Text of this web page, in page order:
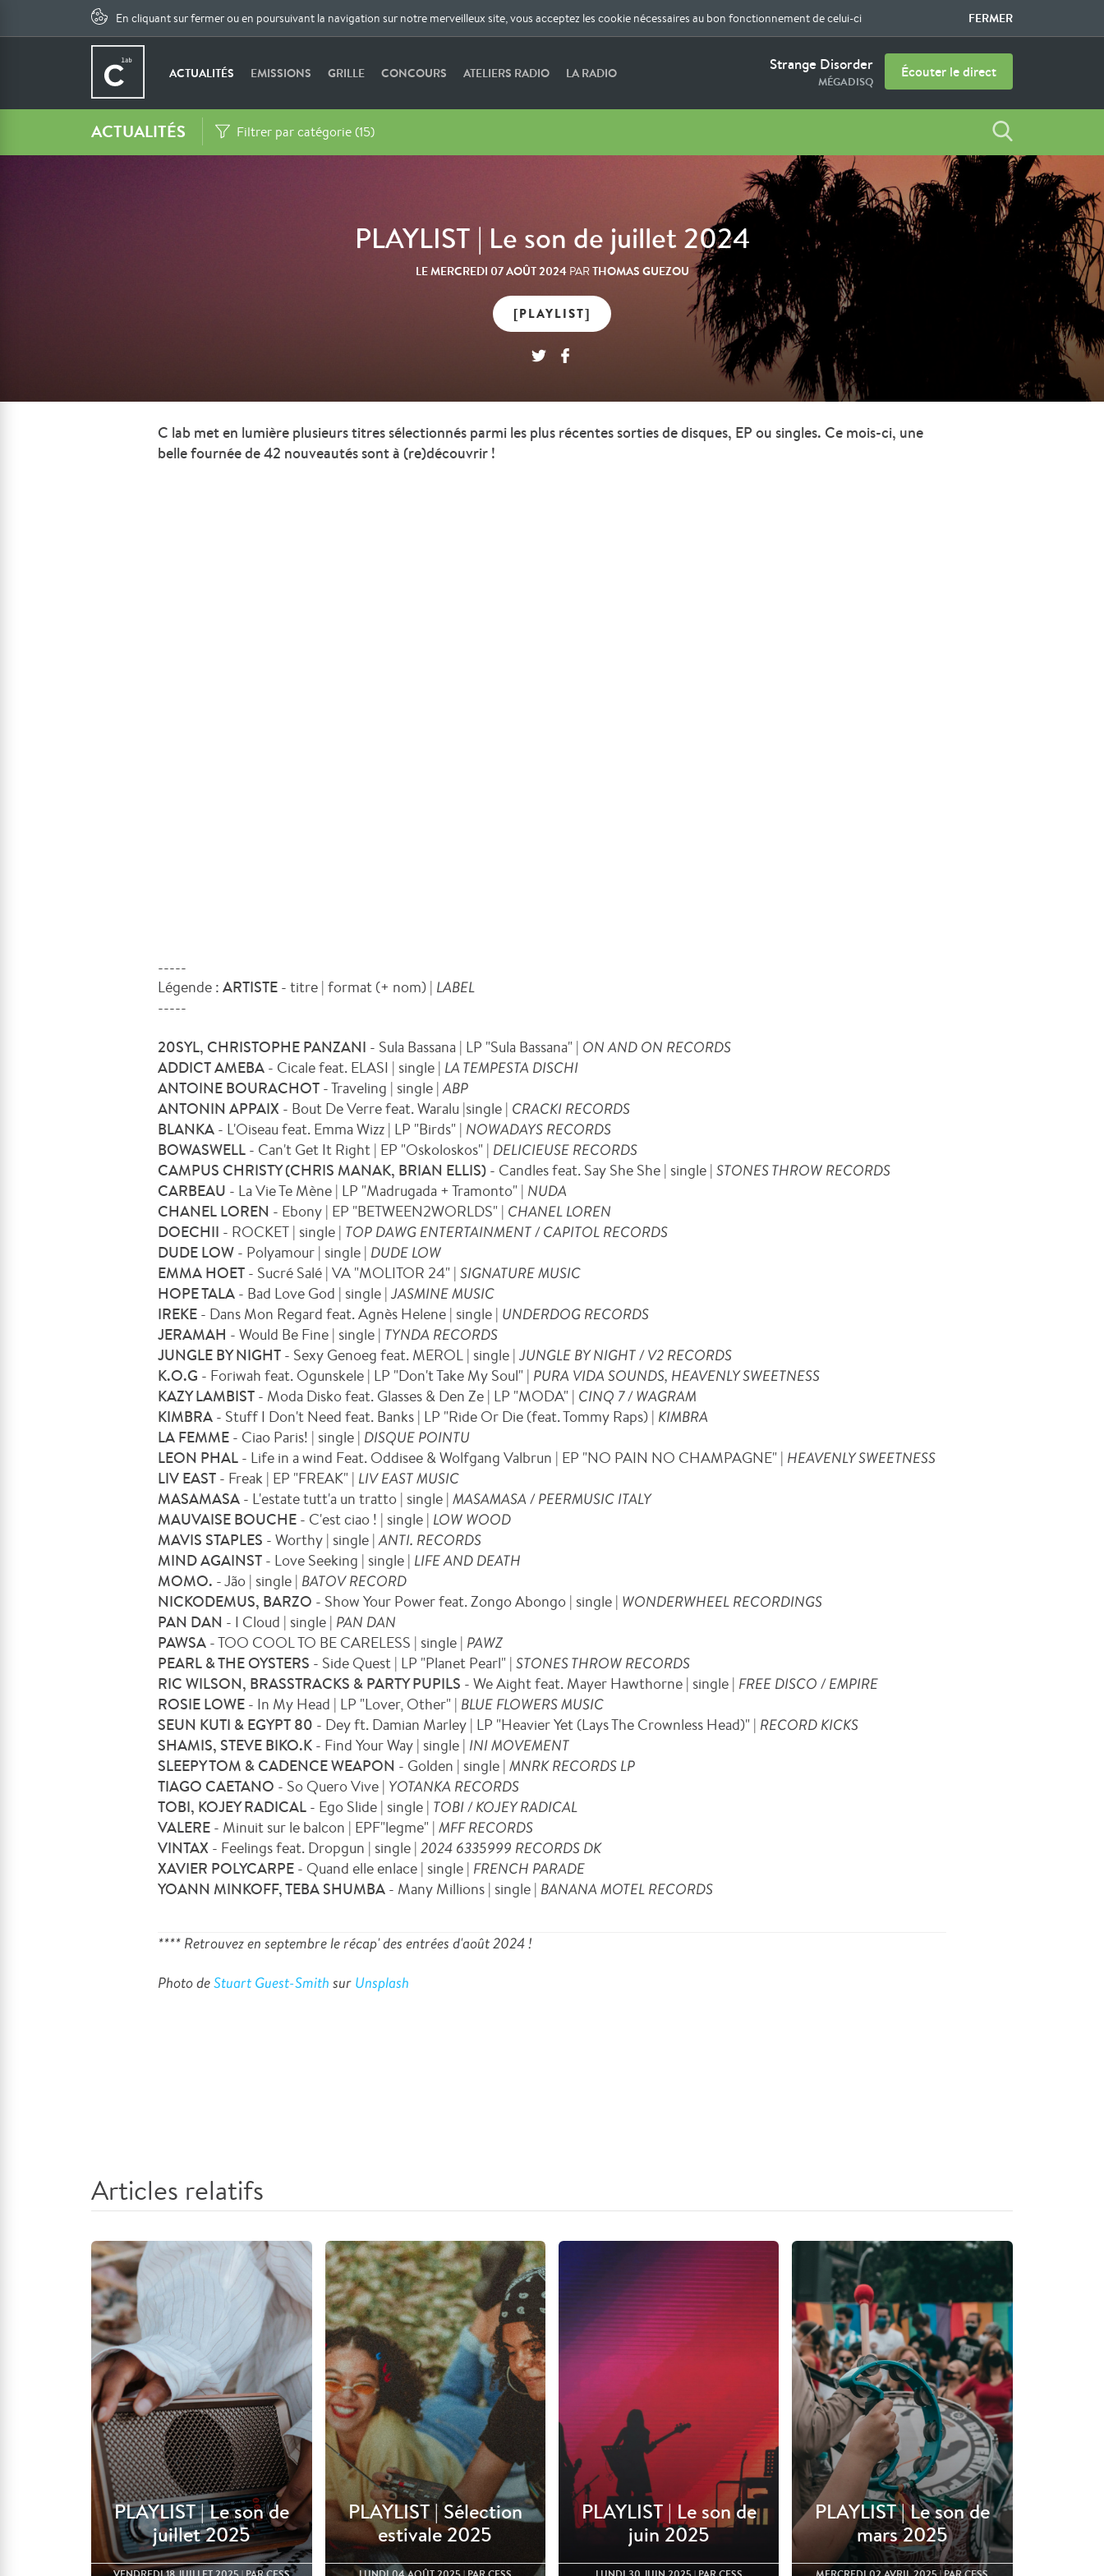
En cliquant sur fermer ou en poursuivant la navigation sur notre merveilleux site, vous acceptez les cookie nécessaires au bon fonctionnement de celui-ci FERMER
ACTUALITÉS EMISSIONS GRILLE CONCOURS ATELIERS RADIO LA RADIO Strange Disorder
MÉGADISQ
Écouter le direct
ACTUALITÉS Filtrer par catégorie (15)
PLAYLIST | Le son de juillet 2024
LEMERCREDI 07 AOÛT 2024 PARTHOMAS GUEZOU
[PLAYLIST]
C lab met en lumière plusieurs titres sélectionnés parmi les plus récentes sorties de disques, EP ou singles. Ce mois-ci, une
belle fournée de 42 nouveautés sont à (re)découvrir !
-----
Légende : ARTISTE - titre | format (+ nom) | LABEL
-----
20SYL, CHRISTOPHE PANZANI - Sula Bassana | LP "Sula Bassana" | ON AND ON RECORDS
ADDICT AMEBA - Cicale feat. ELASI | single | LA TEMPESTA DISCHI
ANTOINE BOURACHOT - Traveling | single |ABP
ANTONIN APPAIX - Bout De Verre feat. Waralu |single | CRACKI RECORDS
BLANKA - L'Oiseau feat. Emma Wizz | LP "Birds" | NOWADAYS RECORDS
BOWASWELL - Can't Get It Right | EP "Oskoloskos" | DELICIEUSE RECORDS
CAMPUS CHRISTY (CHRIS MANAK, BRIAN ELLIS) - Candles feat. Say She She | single | STONES THROW RECORDS
CARBEAU - La Vie Te Mène | LP "Madrugada + Tramonto" | NUDA
CHANEL LOREN - Ebony | EP "BETWEEN2WORLDS" | CHANEL LOREN
DOECHII - ROCKET | single | TOP DAWG ENTERTAINMENT / CAPITOL RECORDS
DUDE LOW - Polyamour | single | DUDE LOW
EMMA HOET - Sucré Salé | VA "MOLITOR 24" | SIGNATURE MUSIC
HOPE TALA - Bad Love God | single | JASMINE MUSIC
IREKE - Dans Mon Regard feat. Agnès Helene | single | UNDERDOG RECORDS
JERAMAH - Would Be Fine | single | TYNDA RECORDS
JUNGLE BY NIGHT - Sexy Genoeg feat. MEROL | single | JUNGLE BY NIGHT / V2 RECORDS
K.O.G - Foriwah feat. Ogunskele | LP "Don't Take My Soul" | PURA VIDA SOUNDS, HEAVENLY SWEETNESS
KAZY LAMBIST - Moda Disko feat. Glasses & Den Ze | LP "MODA" | CINQ 7 / WAGRAM
KIMBRA - Stuff I Don't Need feat. Banks | LP "Ride Or Die (feat. Tommy Raps) | KIMBRA
LA FEMME - Ciao Paris! | single | DISQUE POINTU
LEON PHAL - Life in a wind Feat. Oddisee & Wolfgang Valbrun | EP "NO PAIN NO CHAMPAGNE" | HEAVENLY SWEETNESS
LIV EAST - Freak | EP "FREAK" | LIV EAST MUSIC
MASAMASA - L'estate tutt'a un tratto | single | MASAMASA / PEERMUSIC ITALY
MAUVAISE BOUCHE - C'est ciao ! | single | LOW WOOD
MAVIS STAPLES - Worthy | single |ANTI. RECORDS
MIND AGAINST - Love Seeking | single | LIFE AND DEATH
MOMO. - Jão | single | BATOV RECORD
NICKODEMUS, BARZO - Show Your Power feat. Zongo Abongo | single | WONDERWHEEL RECORDINGS
PAN DAN - I Cloud | single | PAN DAN
PAWSA - TOO COOL TO BE CARELESS | single | PAWZ
PEARL & THE OYSTERS - Side Quest | LP "Planet Pearl" | STONES THROW RECORDS
RIC WILSON, BRASSTRACKS & PARTY PUPILS - We Aight feat. Mayer Hawthorne | single | FREE DISCO / EMPIRE
ROSIE LOWE - In My Head | LP "Lover, Other" | BLUE FLOWERS MUSIC
SEUN KUTI & EGYPT 80 - Dey ft. Damian Marley | LP "Heavier Yet (Lays The Crownless Head)" | RECORD KICKS
SHAMIS, STEVE BIKO.K - Find Your Way | single | INI MOVEMENT
SLEEPY TOM & CADENCE WEAPON - Golden | single | MNRK RECORDS LP
TIAGO CAETANO - So Quero Vive | YOTANKA RECORDS
TOBI, KOJEY RADICAL - Ego Slide | single | TOBI / KOJEY RADICAL
VALERE - Minuit sur le balcon | EPF"legme" | MFF RECORDS
VINTAX - Feelings feat. Dropgun | single | 2024 6335999 RECORDS DK
XAVIER POLYCARPE - Quand elle enlace | single | FRENCH PARADE
YOANN MINKOFF, TEBA SHUMBA - Many Millions | single | BANANA MOTEL RECORDS
**** Retrouvez en septembre le récap' des entrées d'août 2024 !
Photo deStuart Guest-Smith sur Unsplash
Articles relatifs
PLAYLIST | Le son de
juillet 2025
PLAYLIST | Sélection
estivale 2025
PLAYLIST | Le son de
juin 2025
PLAYLIST | Le son de
mars 2025